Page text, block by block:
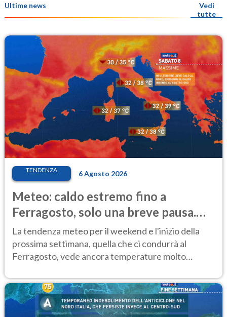
Ultime news
Vedi
tutte
TENDENZA 6 Agosto 2026
Meteo: caldo estremo fino a
Ferragosto, solo una breve pausa.
Ecco dove
La tendenza meteo per il weekend e l'inizio della
prossima settimana, quella che ci condurrà al
Ferragosto, vede ancora temperature molto